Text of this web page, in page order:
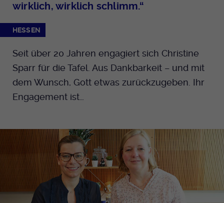
wirklich, wirklich schlimm.“
HESSEN
Seit über 20 Jahren engagiert sich Christine
Sparr für die Tafel. Aus Dankbarkeit – und mit
dem Wunsch, Gott etwas zurückzugeben. Ihr
Engagement ist…